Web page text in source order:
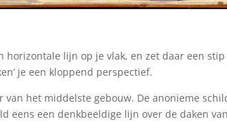
horizontale lijn op je vlak, en zet daar een
je een kloppend perspectief.
het middelste gebouw. De anonieme
eens een denkbeeldige lijn over de daken